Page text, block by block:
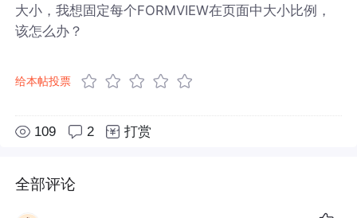
大小，我想固定每个FORMVIEW在页面中大小比例，
该怎么办？
给本帖投票
109 2 打赏
全部评论